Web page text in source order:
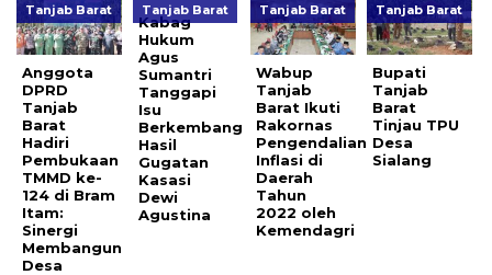
Tanjab Barat
Anggota
DPRD
Tanjab
Barat
Hadiri
Pembukaan
TMMD ke-
124 di Bram
Itam:
Sinergi
Membangun
Desa
Tanjab Barat
Kabag
Hukum
Agus
Sumantri
Tanggapi
Isu
Berkembang
Hasil
Gugatan
Kasasi
Dewi
Agustina
Tanjab Barat
Wabup
Tanjab
Barat Ikuti
Rakornas
Pengendalian
Inflasi di
Daerah
Tahun
2022 oleh
Kemendagri
Tanjab Barat
Bupati
Tanjab
Barat
Tinjau TPU
Desa
Sialang